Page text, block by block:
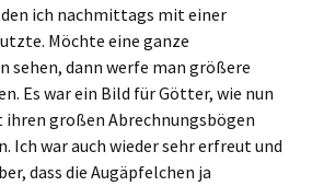
ich nachmittags mit einer
Möchte eine ganze
sehen, dann werfe man größere
Es war ein Bild für Götter, wie nun
großen Abrechnungsbögen
Ich war auch wieder sehr erfreut und
dass die Augäpfelchen ja